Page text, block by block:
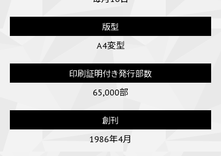
版型
A4変型
印刷証明付き発行部数
65,000部
創刊
1986年4月